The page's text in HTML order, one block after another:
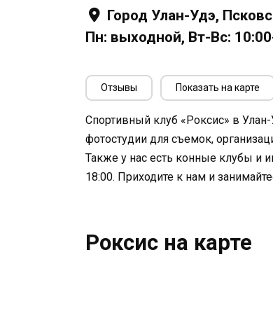
Город Улан-Удэ,
Пн: выходной, Вт-Вс:
Отзывы Показать на карте
Спортивный клуб «Роксис» в
фотостудии для съемок,
Также у нас есть конные клубы и
18:00. Приходите к нам и
Роксис на карте